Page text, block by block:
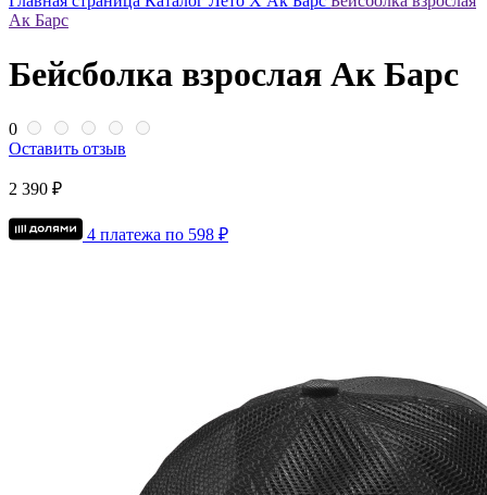
Ак Барс
Бейсболка взрослая Ак Барс
0
Оставить отзыв
2 390 ₽
4 платежа по 598 ₽